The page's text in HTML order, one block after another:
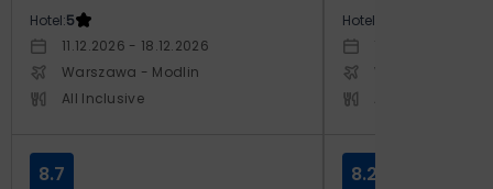
Hotel:5
11.12.2026 - 18.12.2026
Warszawa - Modlin
All Inclusive
8.7
Hotel:
Warszawa -
8.2